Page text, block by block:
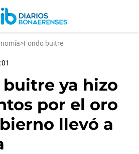
>Fondo buitre
ya hizo
por el oro
llevó a